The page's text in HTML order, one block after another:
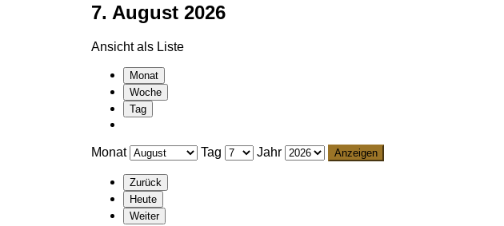
7. August 2026
Ansicht als Liste
Monat
Woche
Tag
Monat Tag Jahr
Zurück
Heute
Weiter